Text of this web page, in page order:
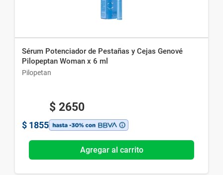
Sérum Potenciador de Pestañas y Cejas Genové
Pilopeptan Woman x 6 ml
Pilopetan
$ 2650
$ 1855
Agregar al carrito